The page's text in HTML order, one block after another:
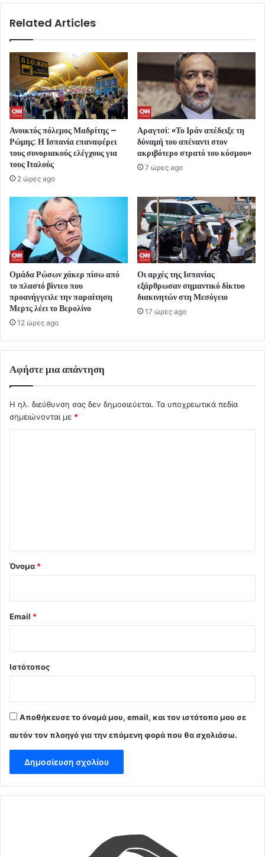
Related Articles
Ανοικτός πόλεμος Μαδρίτης –
Ρώμης: Η Ισπανία επαναφέρει
τους συνοριακούς ελέγχους για
τους Ιταλούς
2 ώρες ago
Αραγτσί: «Το Ιράν απέδειξε τη
δύναμή του απέναντι στον
ακριβότερο στρατό του κόσμου»
7 ώρες ago
Ομάδα Ρώσων χάκερ πίσω από
το πλαστό βίντεο που
προανήγγειλε την παραίτηση
Μερτς λέει το Βερολίνο
12 ώρες ago
Οι αρχές της Ισπανίας
εξάρθρωσαν σημαντικό δίκτυο
διακινητών στη Μεσόγειο
17 ώρες ago
Αφήστε μια απάντηση
Η ηλ. διεύθυνση σας δεν δημοσιεύεται. Τα υποχρεωτικά πεδία
σημειώνονται με *
Όνομα *
Email *
Ιστότοπος
Αποθήκευσε το όνομά μου, email, και τον ιστότοπο μου σε
αυτόν τον πλοηγό για την επόμενη φορά που θα σχολιάσω.